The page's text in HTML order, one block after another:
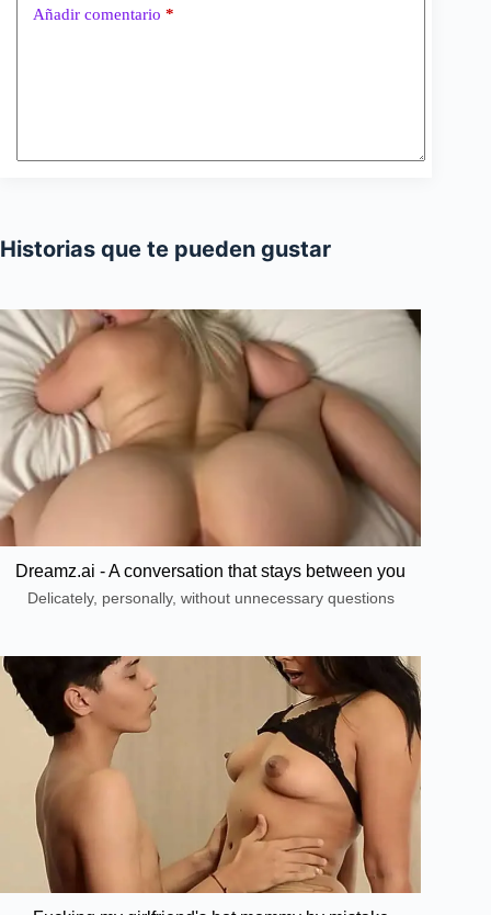
Añadir comentario *
Historias que te pueden gustar
Dreamz.ai - A conversation that stays between you
Delicately, personally, without unnecessary questions